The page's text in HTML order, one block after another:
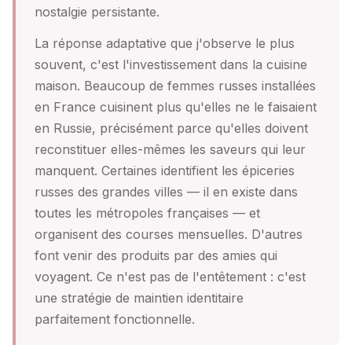
nostalgie persistante.
La réponse adaptative que j'observe le plus
souvent, c'est l'investissement dans la cuisine
maison. Beaucoup de femmes russes installées
en France cuisinent plus qu'elles ne le faisaient
en Russie, précisément parce qu'elles doivent
reconstituer elles-mêmes les saveurs qui leur
manquent. Certaines identifient les épiceries
russes des grandes villes — il en existe dans
toutes les métropoles françaises — et
organisent des courses mensuelles. D'autres
font venir des produits par des amies qui
voyagent. Ce n'est pas de l'entêtement : c'est
une stratégie de maintien identitaire
parfaitement fonctionnelle.